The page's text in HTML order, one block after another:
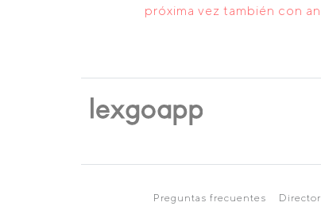
próxima vez también con
Preguntas frecuentes